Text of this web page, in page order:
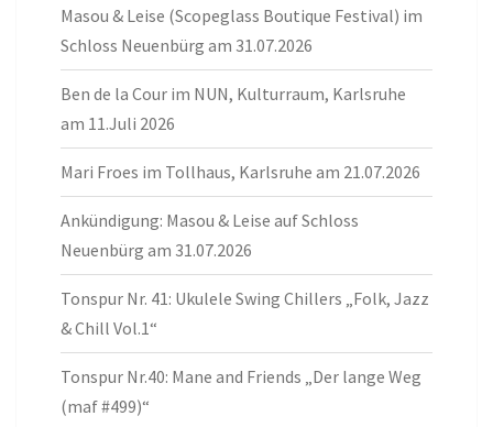
Masou & Leise (Scopeglass Boutique Festival) im
Schloss Neuenbürg am 31.07.2026
Ben de la Cour im NUN, Kulturraum, Karlsruhe
am 11.Juli 2026
Mari Froes im Tollhaus, Karlsruhe am 21.07.2026
Ankündigung: Masou & Leise auf Schloss
Neuenbürg am 31.07.2026
Tonspur Nr. 41: Ukulele Swing Chillers „Folk, Jazz
& Chill Vol.1“
Tonspur Nr.40: Mane and Friends „Der lange Weg
(maf #499)“